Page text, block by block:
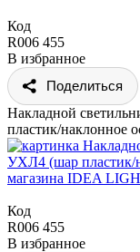
Код
R006 455
В избранное
Поделиться
Накладной
пластик/наклонное
Код
R006 455
В избранное